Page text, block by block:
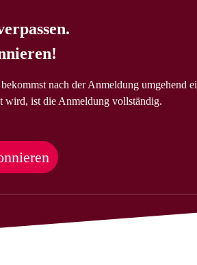
nach der Anmeldung umgehend
wird, ist die Anmeldung vollständig.